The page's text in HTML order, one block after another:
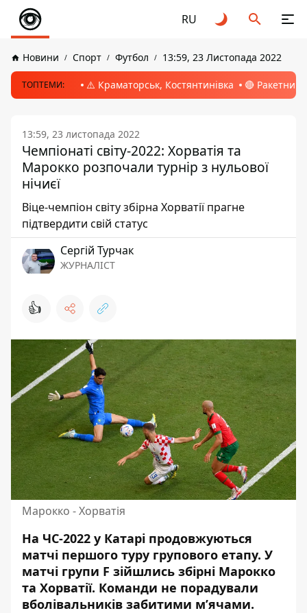
RU
Новини Спорт Футбол 13:59, 23 Листопада 2022
ТОПТЕМИ: ⚠️ Краматорськ, Костянтинівка 🔴 Ракетний
13:59, 23 листопада 2022
Чемпіонаті світу-2022: Хорватія та
Марокко розпочали турнір з нульової
нічиєї
Віце-чемпіон світу збірна Хорватії прагне
підтвердити свій статус
Сергій Турчак
ЖУРНАЛІСТ
👍
Марокко - Хорватія
На ЧС-2022 у Катарі продовжуються
матчі першого туру групового етапу. У
матчі групи F зійшлись збірні Марокко
та Хорватії. Команди не порадували
вболівальників забитими м’ячами.